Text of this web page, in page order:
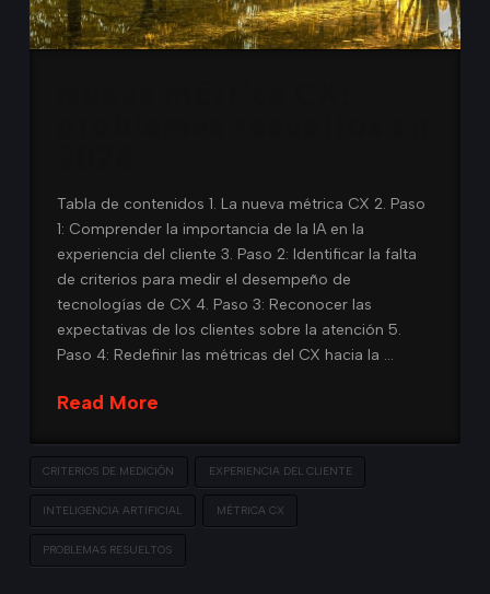
Tabla de contenidos 1. La nueva métrica CX 2. Paso
1: Comprender la importancia de la IA en la
experiencia del cliente 3. Paso 2: Identificar la falta
de criterios para medir el desempeño de
tecnologías de CX 4. Paso 3: Reconocer las
expectativas de los clientes sobre la atención 5.
Paso 4: Redefinir las métricas del CX hacia la …
Read More
CRITERIOS DE MEDICIÓN EXPERIENCIA DEL CLIENTE
INTELIGENCIA ARTIFICIAL MÉTRICA CX
PROBLEMAS RESUELTOS